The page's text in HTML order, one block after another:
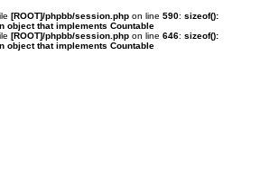
[ROOT]/phpbb/session.php on line 590: sizeof():
object that implements Countable
[ROOT]/phpbb/session.php on line 646: sizeof():
object that implements Countable